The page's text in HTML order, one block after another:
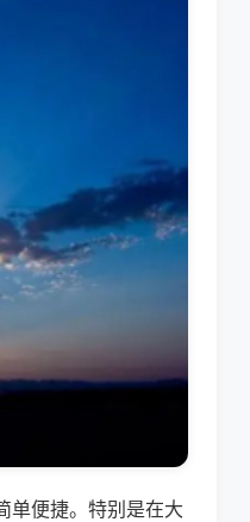
单便捷。特别是在大